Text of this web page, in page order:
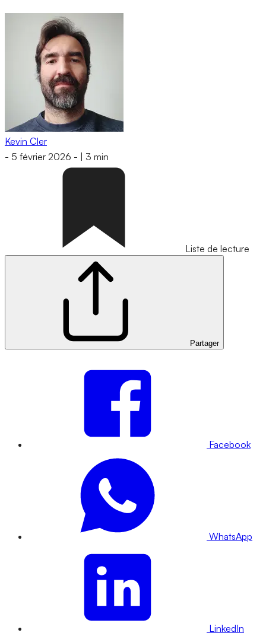
Kevin Cler
- 5 février 2026 - 3 min
Liste de lecture
Partager
Facebook
WhatsApp
LinkedIn